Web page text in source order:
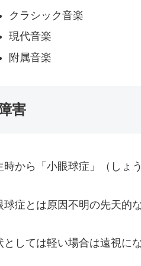
クラシック音楽
現代音楽
附属音楽
障害
時から「小眼球症」（しょ
球症とは原因不明の先天的
としては軽い場合は遠視に